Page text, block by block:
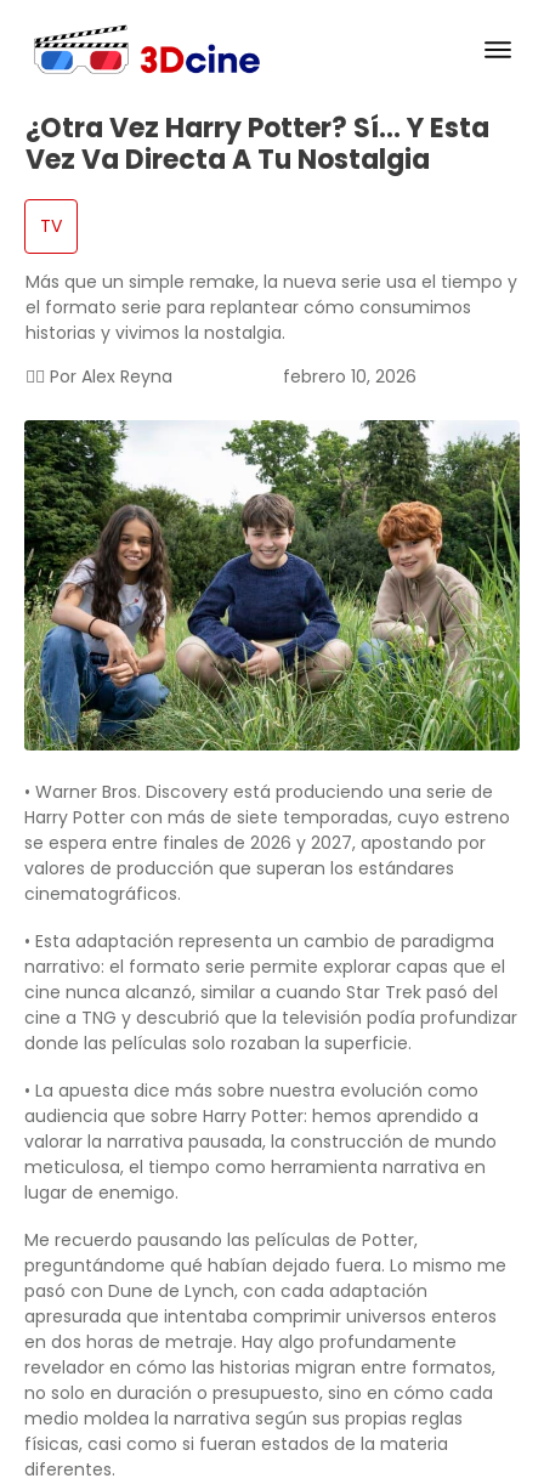
¿Otra Vez Harry Potter? Sí… Y Esta
Vez Va Directa A Tu Nostalgia
TV
Más que un simple remake, la nueva serie usa el tiempo y
el formato serie para replantear cómo consumimos
historias y vivimos la nostalgia.
✍🏻 Por Alex Reyna febrero 10, 2026
• Warner Bros. Discovery está produciendo una serie de
Harry Potter con más de siete temporadas, cuyo estreno
se espera entre finales de 2026 y 2027, apostando por
valores de producción que superan los estándares
cinematográficos.
• Esta adaptación representa un cambio de paradigma
narrativo: el formato serie permite explorar capas que el
cine nunca alcanzó, similar a cuando Star Trek pasó del
cine a TNG y descubrió que la televisión podía profundizar
donde las películas solo rozaban la superficie.
• La apuesta dice más sobre nuestra evolución como
audiencia que sobre Harry Potter: hemos aprendido a
valorar la narrativa pausada, la construcción de mundo
meticulosa, el tiempo como herramienta narrativa en
lugar de enemigo.
Me recuerdo pausando las películas de Potter,
preguntándome qué habían dejado fuera. Lo mismo me
pasó con Dune de Lynch, con cada adaptación
apresurada que intentaba comprimir universos enteros
en dos horas de metraje. Hay algo profundamente
revelador en cómo las historias migran entre formatos,
no solo en duración o presupuesto, sino en cómo cada
medio moldea la narrativa según sus propias reglas
físicas, casi como si fueran estados de la materia
diferentes.